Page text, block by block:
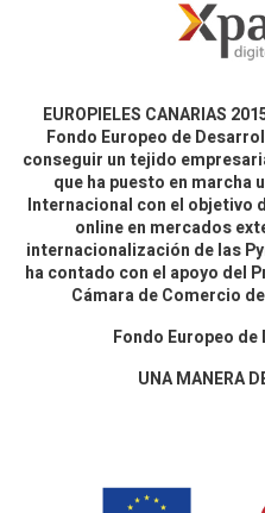
EUROPIELES CANARIAS
Fondo Europeo de
conseguir un tejido
que ha puesto en marcha
Internacional con el objetivo
online en mercados
internacionalización de las
ha contado con el apoyo del
Cámara de Comercio
Fondo Europeo
UNA MANERA